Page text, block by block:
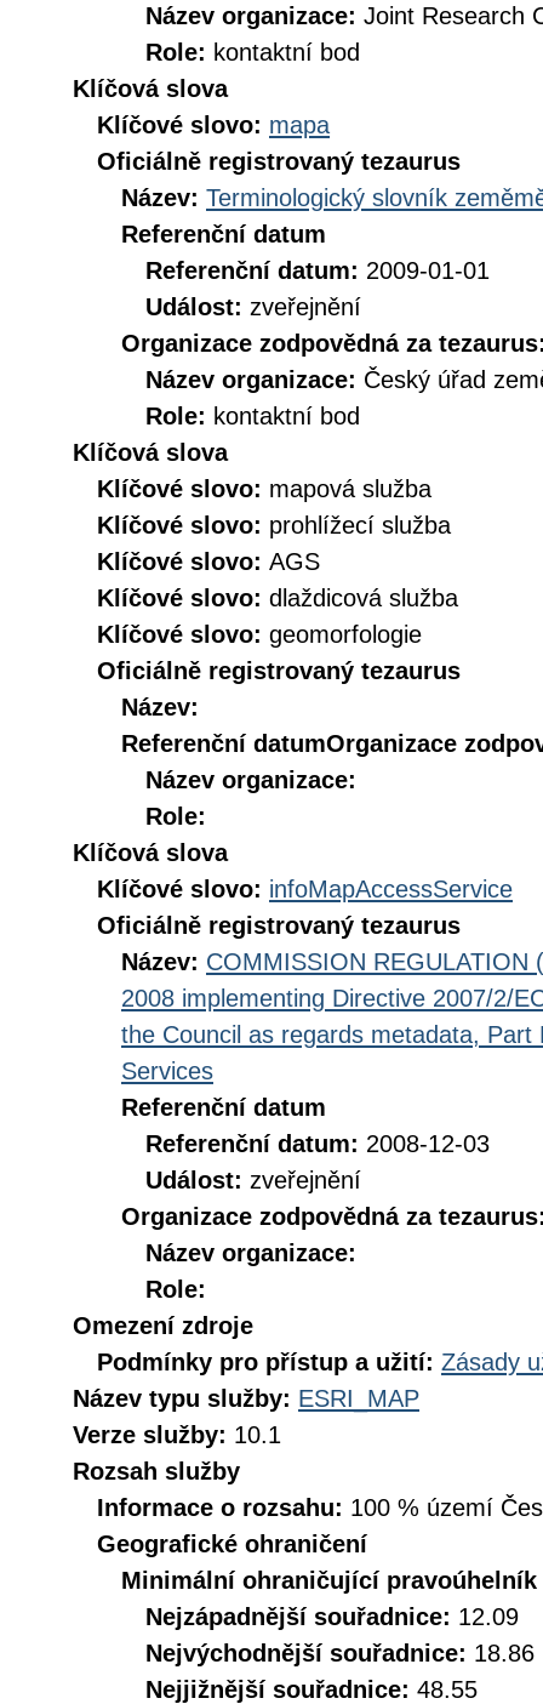
Název organizace: Joint Research
Role: kontaktní bod
Klíčová slova
Klíčové slovo: mapa
Oficiálně registrovaný tezaurus
Název: Terminologický slovník
Referenční datum
Referenční datum: 2009-01-01
Událost: zveřejnění
Organizace zodpovědná za
Název organizace: Český úřad
Role: kontaktní bod
Klíčová slova
Klíčové slovo: mapová služba
Klíčové slovo: prohlížecí služba
Klíčové slovo: AGS
Klíčové slovo: dlaždicová služba
Klíčové slovo: geomorfologie
Oficiálně registrovaný tezaurus
Název:
Referenční datumOrganizace
Název organizace:
Role:
Klíčová slova
Klíčové slovo: infoMapAccessService
Oficiálně registrovaný tezaurus
Název: COMMISSION REGULATION
2008 implementing Directive 2007/2/
the Council as regards metadata,
Services
Referenční datum
Referenční datum: 2008-12-03
Událost: zveřejnění
Organizace zodpovědná za
Název organizace:
Role:
Omezení zdroje
Podmínky pro přístup a užití: Zásady
Název typu služby: ESRI_MAP
Verze služby: 10.1
Rozsah služby
Informace o rozsahu: 100 % území
Geografické ohraničení
Minimální ohraničující pravoúhelník
Nejzápadnější souřadnice: 12.09
Nejvýchodnější souřadnice: 18.86
Nejjižnější souřadnice: 48.55